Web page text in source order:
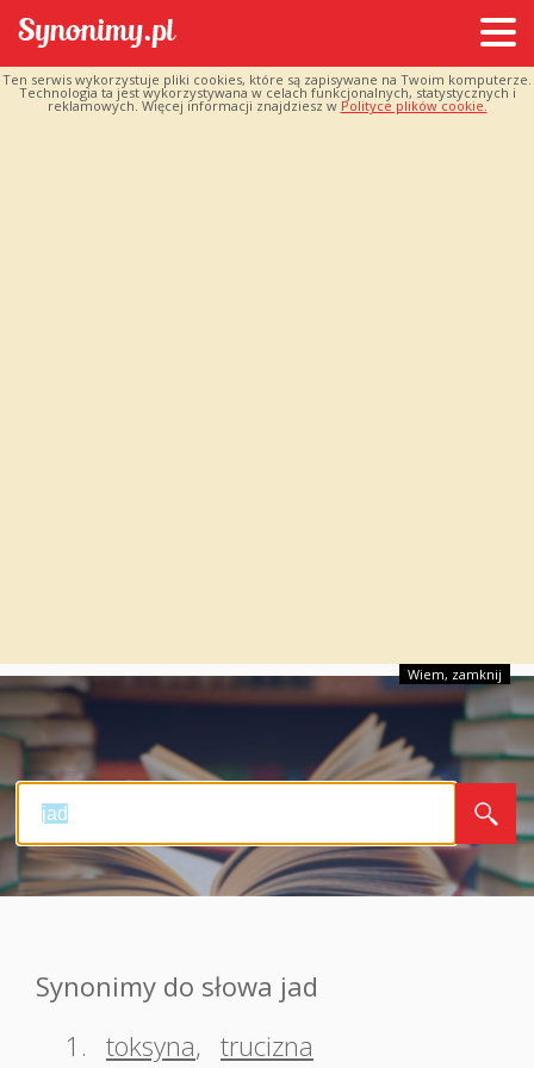
Ten serwis wykorzystuje pliki cookies, które są zapisywane na Twoim komputerze.
Technologia ta jest wykorzystywana w celach funkcjonalnych, statystycznych i
reklamowych. Więcej informacji znajdziesz w Polityce plików cookie.
Wiem, zamknij
Synonimy do słowa jad
1. toksyna, trucizna